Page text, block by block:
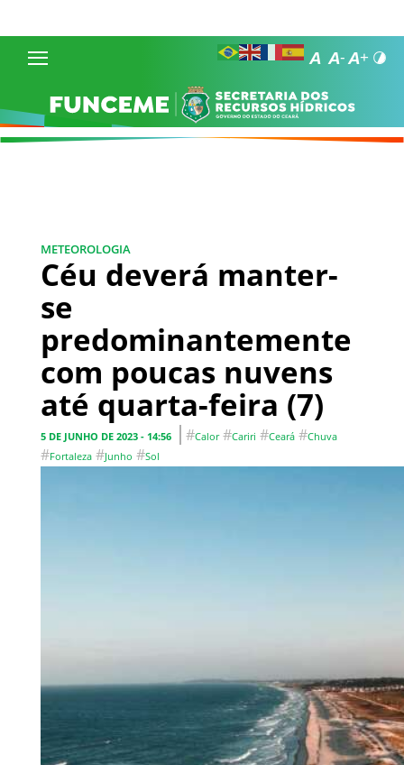
METEOROLOGIA
Céu deverá manter-
se
predominantemente
com poucas nuvens
até quarta-feira (7)
5 DE JUNHO DE 2023 - 14:56 #Calor#Cariri #Ceará #Chuva
#Fortaleza #Junho #Sol